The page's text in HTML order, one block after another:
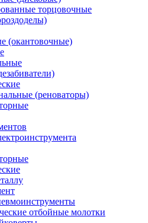
торцовочные
(окантовочные)
(реноваторы)
отбойные молотки